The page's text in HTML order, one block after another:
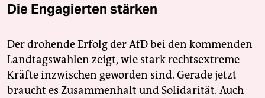
Die Engagierten stärken
Der drohende Erfolg der AfD bei den kommenden
Landtagswahlen zeigt, wie stark rechtsextreme
Kräfte inzwischen geworden sind. Gerade jetzt
braucht es Zusammenhalt und Solidarität. Auch